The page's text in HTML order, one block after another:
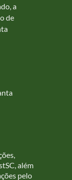
a
de
além
pelo